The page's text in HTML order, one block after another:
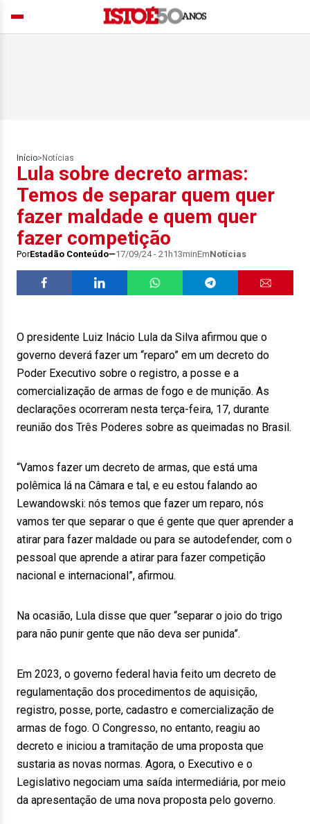
Início> Notícias
Lula sobre decreto armas:
Temos de separar quem quer
fazer maldade e quem quer
fazer competição
PorEstadão Conteúdo 17/09/24 - 21h13minEmNotícias
O presidente Luiz Inácio Lula da Silva afirmou que o
governo deverá fazer um “reparo” em um decreto do
Poder Executivo sobre o registro, a posse e a
comercialização de armas de fogo e de munição. As
declarações ocorreram nesta terça-feira, 17, durante
reunião dos Três Poderes sobre as queimadas no Brasil.
“Vamos fazer um decreto de armas, que está uma
polêmica lá na Câmara e tal, e eu estou falando ao
Lewandowski: nós temos que fazer um reparo, nós
vamos ter que separar o que é gente que quer aprender a
atirar para fazer maldade ou para se autodefender, com o
pessoal que aprende a atirar para fazer competição
nacional e internacional”, afirmou.
Na ocasião, Lula disse que quer “separar o joio do trigo
para não punir gente que não deva ser punida”.
Em 2023, o governo federal havia feito um decreto de
regulamentação dos procedimentos de aquisição,
registro, posse, porte, cadastro e comercialização de
armas de fogo. O Congresso, no entanto, reagiu ao
decreto e iniciou a tramitação de uma proposta que
sustaria as novas normas. Agora, o Executivo e o
Legislativo negociam uma saída intermediária, por meio
da apresentação de uma nova proposta pelo governo.